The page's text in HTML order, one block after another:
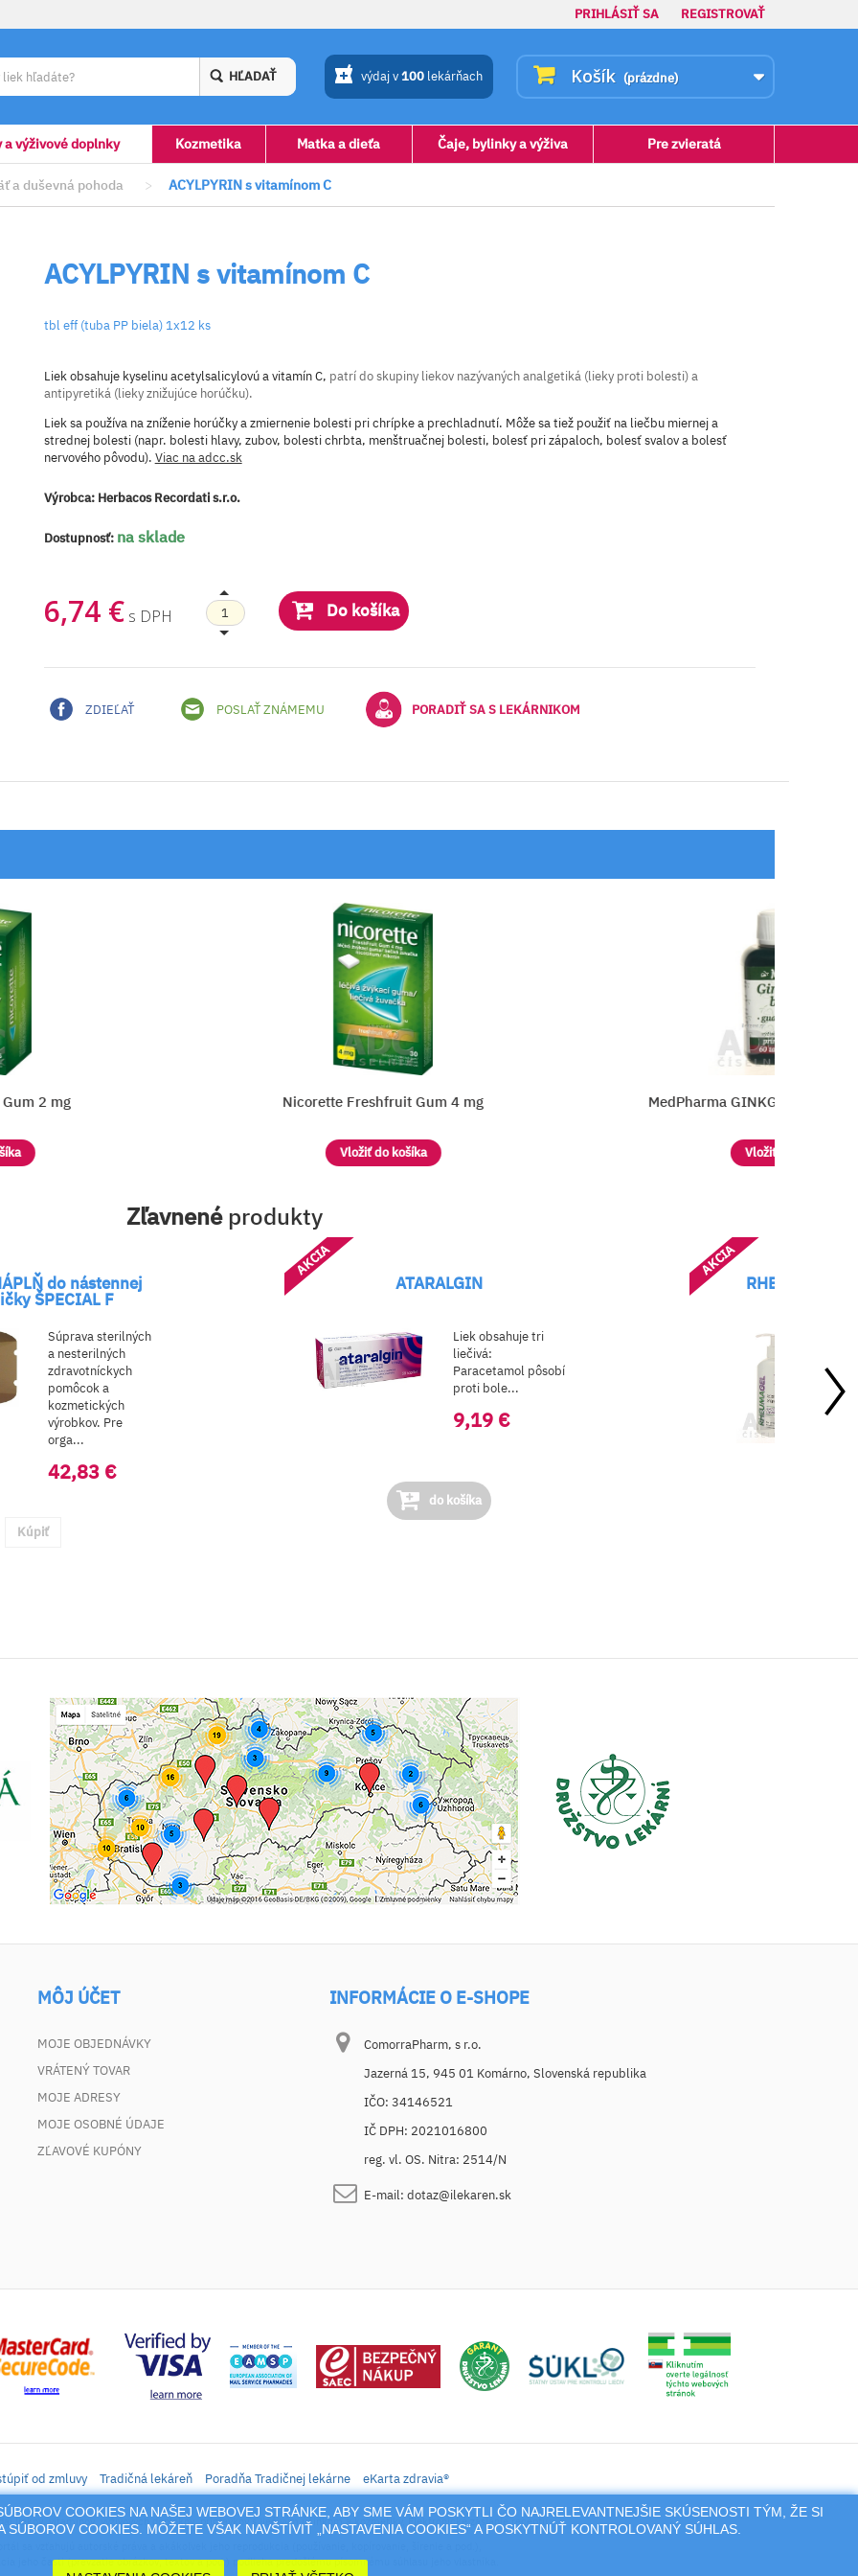
PRIHLÁSIŤ SA REGISTROVAŤ
Košík (prázdne)
HĽADAŤ výdaj v100 lekárňach
a výživové doplnky Kozmetika Matka a dieťa Čaje, bylinky a výživa Pre zvieratá
a duševná pohoda > ACYLPYRIN s vitamínom C
ACYLPYRIN s vitamínom C
tbl eff (tuba PP biela) 1x12 ks
Liek obsahuje kyselinu acetylsalicylovú a vitamín C, patrí do skupiny liekov nazývaných analgetiká (lieky proti bolesti) a
antipyretiká (lieky znižujúce horúčku).
Liek sa používa na zníženie horúčky a zmiernenie bolesti pri chrípke a prechladnutí. Môže sa tiež použiť na liečbu miernej a
strednej bolesti (napr. bolesti hlavy, zubov, bolesti chrbta, menštruačnej bolesti, bolesť pri zápaloch, bolesť svalov a bolesť
nervového pôvodu). Viac na adcc.sk
Výrobca: Herbacos Recordati s.r.o.
Dostupnosť: na sklade
6,74 € s DPH Do košíka
ZDIEĽAŤ POSLAŤ ZNÁMEMU PORADIŤ SA S LEKÁRNIKOM
mg Nicorette Freshfruit Gum 4 mg
Vložiť do košíka
MedPharma GINKGO BILOBA +
Vložiť do košíka
Zľavnenéprodukty
F
ATARALGIN
Liek obsahuje tri
liečivá:
Paracetamol pôsobí
proti bole...
RHEUMAGEL s kostihojom
Rheumagel -
kostihojom
lekárskym je
na:
• vstreb...
MÔJ ÚČET
MOJE OBJEDNÁVKY
VRÁTENÝ TOVAR
MOJE ADRESY
MOJE OSOBNÉ ÚDAJE
ZĽAVOVÉ KUPÓNY
INFORMÁCIE O E-SHOPE
ComorraPharm, s r.o.
Jazerná 15, 945 01 Komárno, Slovenská republika
IČO: 34146521
IČ DPH: 2021016800
reg. vl. OS. Nitra: 2514/N
E-mail: dotaz@ilekaren.sk
COOKIES NA NAŠEJ WEBOVEJ STRÁNKE, ABY SME VÁM POSKYTLI ČO NAJRELEVANTNEJŠIE SKÚSENOSTI TÝM, ŽE SI
COOKIES. MÔŽETE VŠAK NAVŠTÍVIŤ „NASTAVENIA COOKIES“ A POSKYTNÚŤ KONTROLOVANÝ SÚHLAS.
od zmluvy Tradičná lekáreň Poradňa Tradičnej lekárne eKarta zdravia®
liekov, vitamínov, výživových doplnkov, prípravkov s liečivým účinkom a kozmetiky. Elektronické zaslanie receptu.
jeho časti (prevzatie obrázkov, textov a pod.) podlieha predošlému písomnému súhlasu jeho vlastníka.